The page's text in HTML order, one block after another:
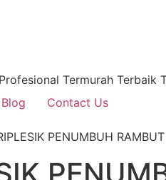
Termurah Terbaik
Blog Contact Us
PENUMBUH RAMBUT